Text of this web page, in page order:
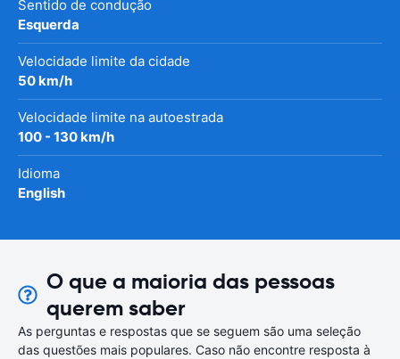
Sentido de condução
Esquerda
Velocidade limite da cidade
50 km/h
Velocidade limite na autoestrada
100 - 130 km/h
Idioma
English
O que a maioria das pessoas
querem saber
As perguntas e respostas que se seguem são uma seleção
das questões mais populares. Caso não encontre resposta à